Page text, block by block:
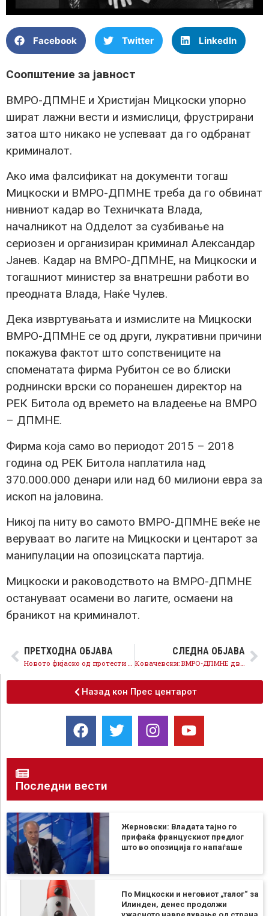
Facebook Twitter LinkedIn
Соопштение за јавност
ВМРО-ДПМНЕ и Христијан Мицкоски упорно
шират лажни вести и измислици, фрустрирани
затоа што никако не успеваат да го одбранат
криминалот.
Ако има фалсификат на документи тогаш
Мицкоски и ВМРО-ДПМНЕ треба да го обвинат
нивниот кадар во Техничката Влада,
началникот на Одделот за сузбивање на
сериозен и организиран криминал Александар
Јанев. Кадар на ВМРО-ДПМНЕ, на Мицкоски и
тогашниот министер за внатрешни работи во
преодната Влада, Наќе Чулев.
Дека извртувањата и измислите на Мицкоски
ВМРО-ДПМНЕ се од други, лукративни причини
покажува фактот што сопствениците на
споменатата фирма Рубитон се во блиски
роднински врски со поранешен директор на
РЕК Битола од времето на владеење на ВМРО
– ДПМНЕ.
Фирма која само во периодот 2015 – 2018
година од РЕК Битола наплатила над
370.000.000 денари или над 60 милиони евра за
ископ на јаловина.
Никој па ниту во самото ВМРО-ДПМНЕ веќе не
веруваат во лагите на Мицкоски и центарот за
манипулации на опозицската партија.
Мицкоски и раководството на ВМРО-ДПМНЕ
остануваат осамени во лагите, осмаени на
браникот на криминалот.
ПРЕТХОДНА ОБЈАВА СЛЕДНА ОБЈАВА
Назад кон Прес центарот
Последни вести
Жерновски: Владата тајно го
прифаќа францускиот предлог
што во опозиција го напаѓаше
По Мицкоски и неговиот „талог“ за
Илинден, денес продолжи